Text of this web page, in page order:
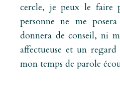
cercle, je peux le faire
personne ne me
donnera de conseil, ni
affectueuse et un
mon temps de parole